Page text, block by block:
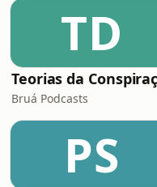
TD
Bruá Podcasts
PS